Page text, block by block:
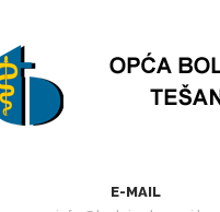
E-MAIL